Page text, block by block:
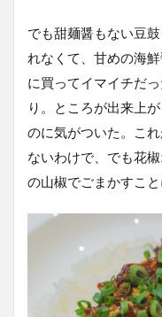
でも甜麺醤もない豆
れなくて、甘めの海
に買ってイマイチだ
り。ところが出来上
のに気がついた。こ
ないわけで、でも花
の山椒でごまかすこと